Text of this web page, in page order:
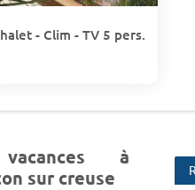
- Clim - TV 5 pers.
à
sur creuse